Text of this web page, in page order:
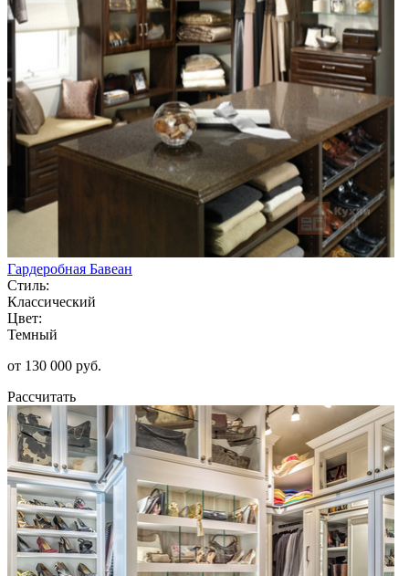
Гардеробная Бавеан
Стиль:
Классический
Цвет:
Темный
от 130 000 руб.
Рассчитать